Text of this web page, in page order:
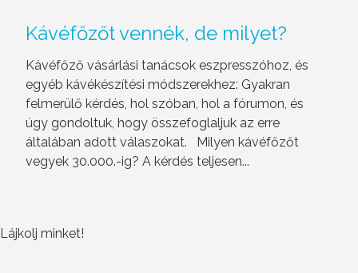
Kávéfőzőtvennék, de milyet?
Kávéfőző vásárlási tanácsok eszpresszóhoz, és
egyéb kávékészítési módszerekhez: Gyakran
felmerülő kérdés, hol szóban, hol a fórumon, és
úgy gondoltuk, hogy összefoglaljuk az erre
általában adott válaszokat. Milyen kávéfőzőt
vegyek 30.000.-ig? A kérdés teljesen...
Lájkolj minket!